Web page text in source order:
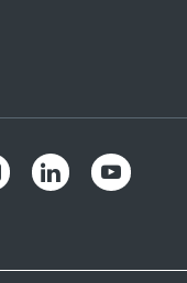
Instagram LinkedIn